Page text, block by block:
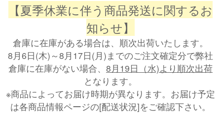
【夏季休業に伴う商品発送に関するお
知らせ】
倉庫に在庫がある場合は、順次出荷いたします。
8月6日(木)～8月17日(月)までのご注文確定分で弊社
倉庫に在庫がない場合、 8月19日（水)より順次出荷
となります。
※商品によってお届け時期が異なります。お届け予定
は各商品情報ページの[配送状況]をご確認下さい。